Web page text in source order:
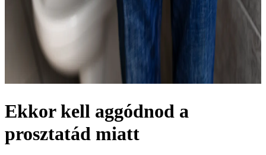
Ekkor kell aggódnod a
prosztatád miatt